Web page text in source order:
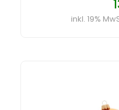
inkl. 19%